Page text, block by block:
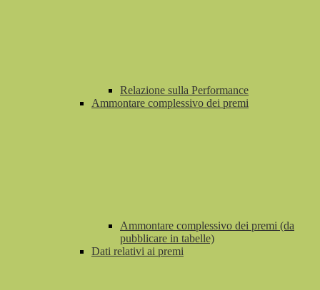
Relazione sulla Performance
Ammontare complessivo dei premi
Ammontare complessivo dei premi (da
pubblicare in tabelle)
Dati relativi ai premi